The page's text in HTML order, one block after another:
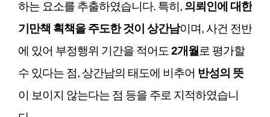
하는 요소를 추출하였습니다. 특히, 의뢰인에 대한
기만책 획책을 주도한 것이 상간남이며, 사건 전반
에 있어 부정행위 기간을 적어도 2개월로 평가할
수 있다는 점, 상간남의 태도에 비추어 반성의 뜻
이 보이지 않는다는 점 등을 주로 지적하였습니